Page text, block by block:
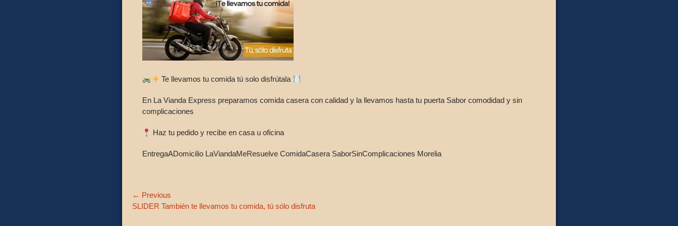
Te llevamos tu comida tú solo disfrútala
En La Vianda Express preparamos comida casera con calidad y la llevamos hasta tu puerta Sabor comodidad y sin
complicaciones
Haz tu pedido y recibe en casa u oficina
EntregaADomicilio LaViandaMeResuelve ComidaCasera SaborSinComplicaciones Morelia
Navegación
de
← Previous
Previous
SLIDER También te llevamos tu comida, tú sólo disfruta